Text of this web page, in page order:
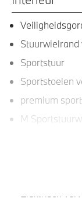
Stuurwielrand
Sportstuur
Sportstoelen
premium
M
M